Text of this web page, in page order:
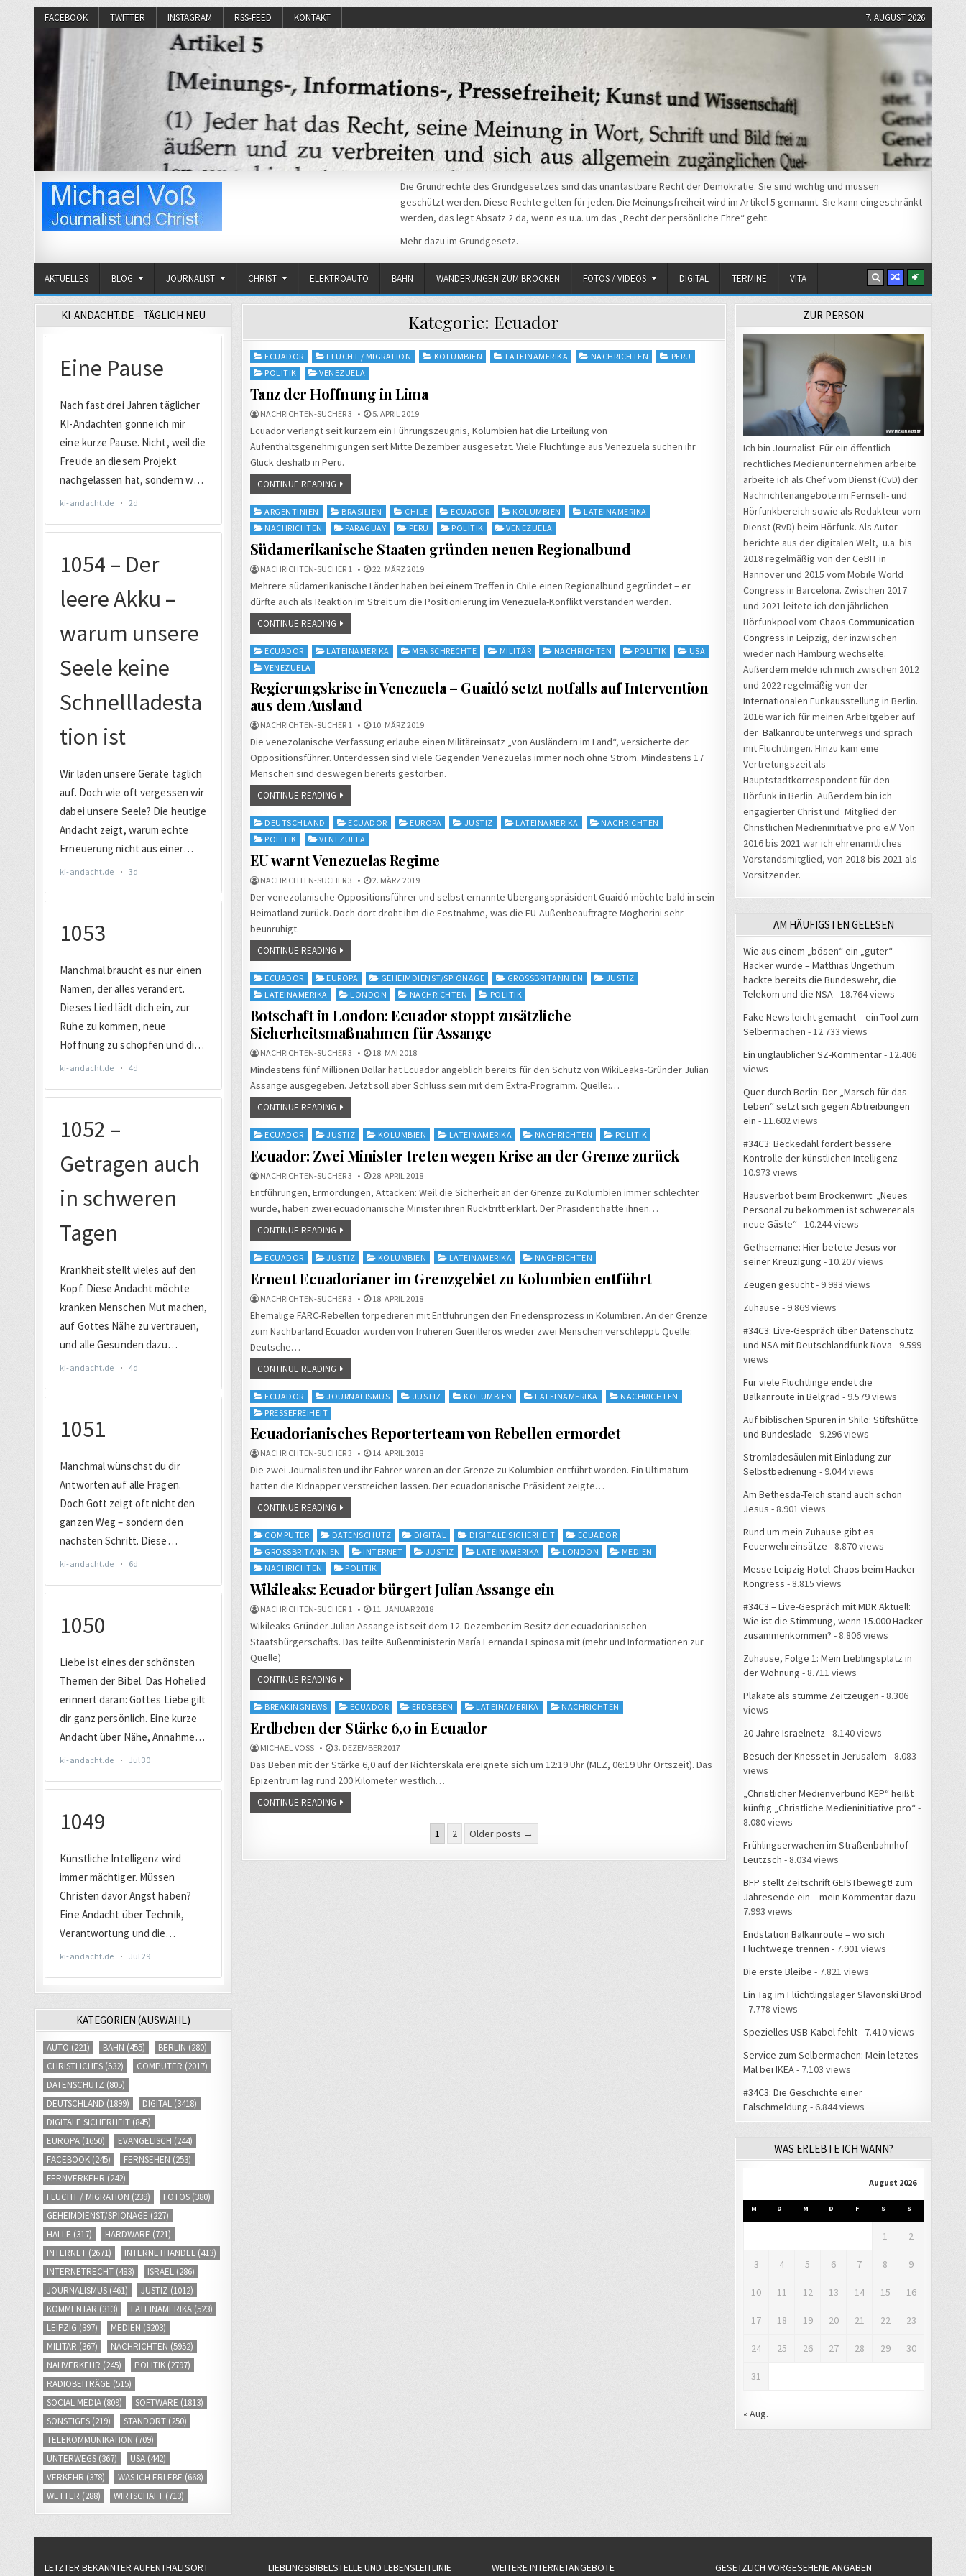
FACEBOOK TWITTER INSTAGRAM RSS-FEED KONTAKT 7. AUGUST 2026
Die Grundrechte des Grundgesetzes sind das unantastbare Recht der Demokratie. Sie sind wichtig und müssen
geschützt werden. Diese Rechte gelten für jeden. Die Meinungsfreiheit wird im Artikel 5 gennannt. Sie kann eingeschränkt
werden, das legt Absatz 2 da, wenn es u.a. um das „Recht der persönliche Ehre“ geht.
Mehr dazu im Grundgesetz.
AKTUELLES BLOG JOURNALIST CHRIST ELEKTROAUTO BAHN WANDERUNGEN ZUM BROCKEN FOTOS / VIDEOS DIGITAL TERMINE VITA
Kategorie: Ecuador
Posted
in
ECUADOR FLUCHT / MIGRATION KOLUMBIEN LATEINAMERIKA NACHRICHTEN
PERU
POLITIK
VENEZUELA
Tanz der Hoffnung in Lima
NACHRICHTEN-SUCHER 3 5. APRIL 2019
Ecuador verlangt seit kurzem ein Führungszeugnis, Kolumbien hat die Erteilung von
Aufenthaltsgenehmigungen seit Mitte Dezember ausgesetzt. Viele Flüchtlinge aus Venezuela suchen ihr
Glück deshalb in Peru.
CONTINUE READING
Posted
in
ARGENTINIEN BRASILIEN CHILE ECUADOR KOLUMBIEN
LATEINAMERIKA
NACHRICHTEN
PARAGUAY PERU POLITIK VENEZUELA
Südamerikanische Staaten gründen neuen Regionalbund
NACHRICHTEN-SUCHER 1 22. MÄRZ 2019
Mehrere südamerikanische Länder haben bei einem Treffen in Chile einen Regionalbund gegründet – er
dürfte auch als Reaktion im Streit um die Positionierung im Venezuela-Konflikt verstanden werden.
CONTINUE READING
Posted
in
ECUADOR LATEINAMERIKA MENSCHRECHTE MILITÄR NACHRICHTEN POLITIK
USA
VENEZUELA
Regierungskrise in Venezuela – Guaidó setzt notfalls auf Intervention
aus dem Ausland
NACHRICHTEN-SUCHER 1 10. MÄRZ 2019
Die venezolanische Verfassung erlaube einen Militäreinsatz „von Ausländern im Land“, versicherte der
Oppositionsführer. Unterdessen sind viele Gegenden Venezuelas immer noch ohne Strom. Mindestens 17
Menschen sind deswegen bereits gestorben.
CONTINUE READING
Posted
in
DEUTSCHLAND ECUADOR EUROPA JUSTIZ LATEINAMERIKA
NACHRICHTEN
POLITIK
VENEZUELA
EU warnt Venezuelas Regime
NACHRICHTEN-SUCHER 3 2. MÄRZ 2019
Der venezolanische Oppositionsführer und selbst ernannte Übergangspräsident Guaidó möchte bald in sein
Heimatland zurück. Doch dort droht ihm die Festnahme, was die EU-Außenbeauftragte Mogherini sehr
beunruhigt.
CONTINUE READING
Posted
in
ECUADOR EUROPA GEHEIMDIENST/SPIONAGE GROSSBRITANNIEN
JUSTIZ
LATEINAMERIKA
LONDON NACHRICHTEN POLITIK
Botschaft in London: Ecuador stoppt zusätzliche
Sicherheitsmaßnahmen für Assange
NACHRICHTEN-SUCHER 3 18. MAI 2018
Mindestens fünf Millionen Dollar hat Ecuador angeblich bereits für den Schutz von WikiLeaks-Gründer Julian
Assange ausgegeben. Jetzt soll aber Schluss sein mit dem Extra-Programm. Quelle:…
CONTINUE READING
Posted
in
ECUADOR JUSTIZ KOLUMBIEN LATEINAMERIKA NACHRICHTEN POLITIK
Ecuador: Zwei Minister treten wegen Krise an der Grenze zurück
NACHRICHTEN-SUCHER 3 28. APRIL 2018
Entführungen, Ermordungen, Attacken: Weil die Sicherheit an der Grenze zu Kolumbien immer schlechter
wurde, haben zwei ecuadorianische Minister ihren Rücktritt erklärt. Der Präsident hatte ihnen…
CONTINUE READING
Posted
in
ECUADOR JUSTIZ KOLUMBIEN LATEINAMERIKA NACHRICHTEN
Erneut Ecuadorianer im Grenzgebiet zu Kolumbien entführt
NACHRICHTEN-SUCHER 3 18. APRIL 2018
Ehemalige FARC-Rebellen torpedieren mit Entführungen den Friedensprozess in Kolumbien. An der Grenze
zum Nachbarland Ecuador wurden von früheren Guerilleros wieder zwei Menschen verschleppt. Quelle:
Deutsche…
CONTINUE READING
Posted
in
ECUADOR JOURNALISMUS JUSTIZ KOLUMBIEN LATEINAMERIKA
NACHRICHTEN
PRESSEFREIHEIT
Ecuadorianisches Reporterteam von Rebellen ermordet
NACHRICHTEN-SUCHER 3 14. APRIL 2018
Die zwei Journalisten und ihr Fahrer waren an der Grenze zu Kolumbien entführt worden. Ein Ultimatum
hatten die Kidnapper verstreichen lassen. Der ecuadorianische Präsident zeigte…
CONTINUE READING
Posted
in
COMPUTER DATENSCHUTZ DIGITAL DIGITALE SICHERHEIT
ECUADOR
GROSSBRITANNIEN
INTERNET JUSTIZ LATEINAMERIKA LONDON
MEDIEN
NACHRICHTEN
POLITIK
Wikileaks: Ecuador bürgert Julian Assange ein
NACHRICHTEN-SUCHER 1 11. JANUAR 2018
Wikileaks-Gründer Julian Assange ist seit dem 12. Dezember im Besitz der ecuadorianischen
Staatsbürgerschafts. Das teilte Außenministerin María Fernanda Espinosa mit.(mehr und Informationen zur
Quelle)
CONTINUE READING
Posted
in
BREAKINGNEWS ECUADOR ERDBEBEN LATEINAMERIKA NACHRICHTEN
Erdbeben der Stärke 6,0 in Ecuador
MICHAEL VOSS 3. DEZEMBER 2017
Das Beben mit der Stärke 6,0 auf der Richterskala ereignete sich um 12:19 Uhr (MEZ, 06:19 Uhr Ortszeit). Das
Epizentrum lag rund 200 Kilometer westlich…
CONTINUE READING
Seitennummerierung
1 2 Older posts →
KI-ANDACHT.DE – TÄGLICH NEU
KATEGORIEN (AUSWAHL)
AUTO (221) BAHN (455) BERLIN (280)
CHRISTLICHES (532) COMPUTER (2017)
DATENSCHUTZ (805)
DEUTSCHLAND (1899) DIGITAL (3418)
DIGITALE SICHERHEIT (845)
EUROPA (1650) EVANGELISCH (244)
FACEBOOK (245) FERNSEHEN (253)
FERNVERKEHR (242)
FLUCHT / MIGRATION (239) FOTOS (380)
GEHEIMDIENST/SPIONAGE (227)
HALLE (317) HARDWARE (721)
INTERNET (2671) INTERNETHANDEL (413)
INTERNETRECHT (483) ISRAEL (286)
JOURNALISMUS (461) JUSTIZ (1012)
KOMMENTAR (313) LATEINAMERIKA (523)
LEIPZIG (397) MEDIEN (3203)
MILITÄR (367) NACHRICHTEN (5952)
NAHVERKEHR (245) POLITIK (2797)
RADIOBEITRÄGE (515)
SOCIAL MEDIA (809) SOFTWARE (1813)
SONSTIGES (219) STANDORT (250)
TELEKOMMUNIKATION (709)
UNTERWEGS (367) USA (442)
VERKEHR (378) WAS ICH ERLEBE (668)
WETTER (288) WIRTSCHAFT (713)
ZUR PERSON
Ich bin Journalist. Für ein öffentlich-
rechtliches Medienunternehmen arbeite
arbeite ich als Chef vom Dienst (CvD) der
Nachrichtenangebote im Fernseh- und
Hörfunkbereich sowie als Redakteur vom
Dienst (RvD) beim Hörfunk. Als Autor
berichte aus der digitalen Welt, u.a. bis
2018 regelmäßig von der CeBIT in
Hannover und 2015 vom Mobile World
Congress in Barcelona. Zwischen 2017
und 2021 leitete ich den jährlichen
Hörfunkpool vom Chaos Communication
Congress in Leipzig, der inzwischen
wieder nach Hamburg wechselte.
Außerdem melde ich mich zwischen 2012
und 2022 regelmäßig von der
Internationalen Funkausstellung in Berlin.
2016 war ich für meinen Arbeitgeber auf
der Balkanroute unterwegs und sprach
mit Flüchtlingen. Hinzu kam eine
Vertretungszeit als
Hauptstadtkorrespondent für den
Hörfunk in Berlin. Außerdem bin ich
engagierter Christ und Mitglied der
Christlichen Medieninitiative pro e.V. Von
2016 bis 2021 war ich ehrenamtliches
Vorstandsmitglied, von 2018 bis 2021 als
Vorsitzender.
AM HÄUFIGSTEN GELESEN
Wie aus einem „bösen“ ein „guter“
Hacker wurde – Matthias Ungethüm
hackte bereits die Bundeswehr, die
Telekom und die NSA - 18.764 views
Fake News leicht gemacht – ein Tool zum
Selbermachen - 12.733 views
Ein unglaublicher SZ-Kommentar- 12.406
views
Quer durch Berlin: Der „Marsch für das
Leben“ setzt sich gegen Abtreibungen
ein - 11.602 views
#34C3: Beckedahl fordert bessere
Kontrolle der künstlichen Intelligenz -
10.973 views
Hausverbot beim Brockenwirt: „Neues
Personal zu bekommen ist schwerer als
neue Gäste“ - 10.244 views
Gethsemane: Hier betete Jesus vor
seiner Kreuzigung - 10.207 views
Zeugen gesucht- 9.983 views
Zuhause - 9.869 views
#34C3: Live-Gespräch über Datenschutz
und NSA mit Deutschlandfunk Nova - 9.599
views
Für viele Flüchtlinge endet die
Balkanroute in Belgrad - 9.579 views
Auf biblischen Spuren in Shilo: Stiftshütte
und Bundeslade - 9.296 views
Stromladesäulen mit Einladung zur
Selbstbedienung - 9.044 views
Am Bethesda-Teich stand auch schon
Jesus - 8.901 views
Rund um mein Zuhause gibt es
Feuerwehreinsätze - 8.870 views
Messe Leipzig Hotel-Chaos beim Hacker-
Kongress - 8.815 views
#34C3 – Live-Gespräch mit MDR Aktuell:
Wie ist die Stimmung, wenn 15.000 Hacker
zusammenkommen? - 8.806 views
Zuhause, Folge 1: Mein Lieblingsplatz in
der Wohnung - 8.711 views
Plakate als stumme Zeitzeugen - 8.306
views
20 Jahre Israelnetz - 8.140 views
Besuch der Knesset in Jerusalem - 8.083
views
„Christlicher Medienverbund KEP“ heißt
künftig „Christliche Medieninitiative pro“ -
8.080 views
Frühlingserwachen im Straßenbahnhof
Leutzsch - 8.034 views
BFP stellt Zeitschrift GEISTbewegt! zum
Jahresende ein – mein Kommentar dazu -
7.993 views
Endstation Balkanroute – wo sich
Fluchtwege trennen - 7.901 views
Die erste Bleibe - 7.821 views
Ein Tag im Flüchtlingslager Slavonski Brod
- 7.778 views
Spezielles USB-Kabel fehlt- 7.410 views
Service zum Selbermachen: Mein letztes
Mal bei IKEA - 7.103 views
#34C3: Die Geschichte einer
Falschmeldung - 6.844 views
WAS ERLEBTE ICH WANN?
August 2026
M D M D F S S
1 2
3 4 5 6 7 8 9
10 11 12 13 14 15 16
17 18 19 20 21 22 23
24 25 26 27 28 29 30
31
« Aug.
LETZTER BEKANNTER AUFENTHALTSORT LIEBLINGSBIBELSTELLE UND LEBENSLEITLINIE WEITERE INTERNETANGEBOTE GESETZLICH VORGESEHENE ANGABEN